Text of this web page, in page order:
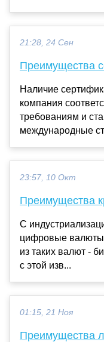
21:28, 24 Сен
Преимущества
Наличие
компания
требованиям и
международные
23:57, 10 Окт
Преимущества
С
цифровые валюты
из таких валют -
с этой изв...
01:15, 21 Ноя
Преимущества